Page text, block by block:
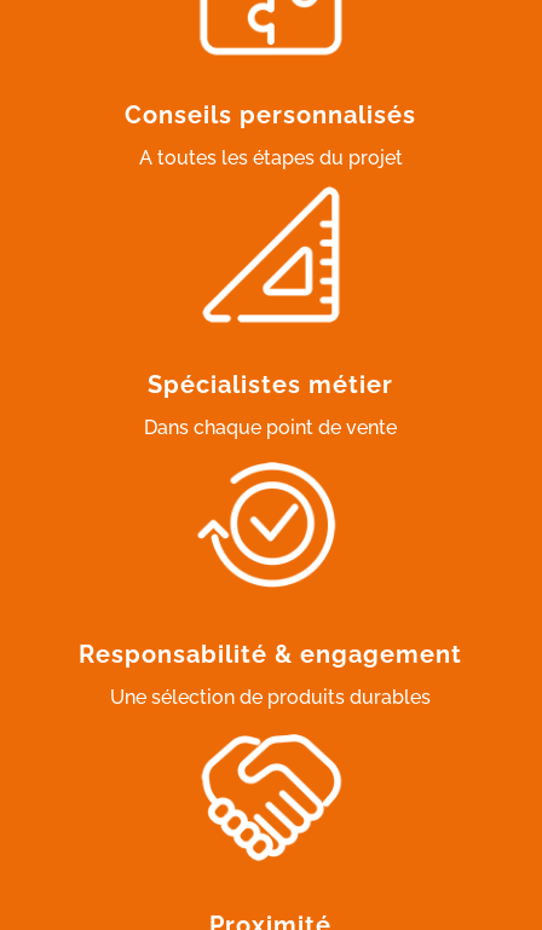
Conseils personnalisés
A toutes les étapes du projet
Spécialistes métier
Dans chaque point de vente
Responsabilité & engagement
Une sélection de produits durables